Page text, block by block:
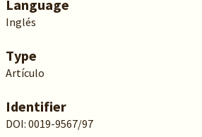
Language
Inglés
Type
Artículo
Identifier
DOI: 0019-9567/97